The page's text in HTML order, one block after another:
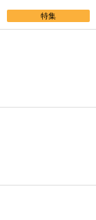
特集